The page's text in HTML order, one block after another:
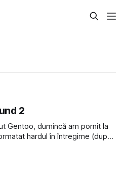
2
Gentoo, dumincă am pornit la
hardul în întregime (după
înarmat cu mai multe